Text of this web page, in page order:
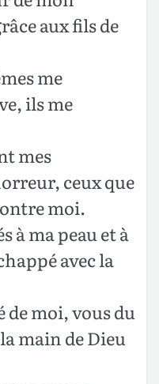
aux fils de
me
ils me
mes
ceux que
moi.
à ma peau et à
avec la
de moi, vous du
main de Dieu